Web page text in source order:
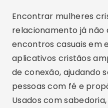
Encontrar mulheres
relacionamento já não
encontros casuais em
aplicativos cristãos
de conexão, ajudando
pessoas com fé e
Usados com